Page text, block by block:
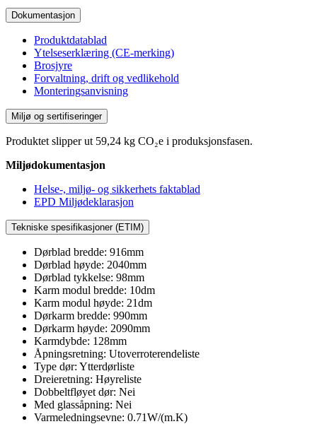
Dokumentasjon
Produktdatablad
Ytelseserklæring (CE-merking)
Brosjyre
Forvaltning, drift og vedlikehold
Monteringsanvisning
Miljø og sertifiseringer
Produktet slipper ut 59,24 kg CO₂e i produksjonsfasen.
Miljødokumentasjon
Helse-, miljø- og sikkerhets faktablad
EPD Miljødeklarasjon
Tekniske spesifikasjoner (ETIM)
Dørblad bredde: 916mm
Dørblad høyde: 2040mm
Dørblad tykkelse: 98mm
Karm modul bredde: 10dm
Karm modul høyde: 21dm
Dørkarm bredde: 990mm
Dørkarm høyde: 2090mm
Karmdybde: 128mm
Åpningsretning: Utoverroterendeliste
Type dør: Ytterdørliste
Dreieretning: Høyreliste
Dobbeltfløyet dør: Nei
Med glassåpning: Nei
Varmeledningsevne: 0.71W/(m.K)